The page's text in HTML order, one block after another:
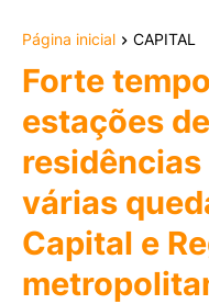
Página inicial CAPITAL
Forte
estações
residências
várias
Capital e